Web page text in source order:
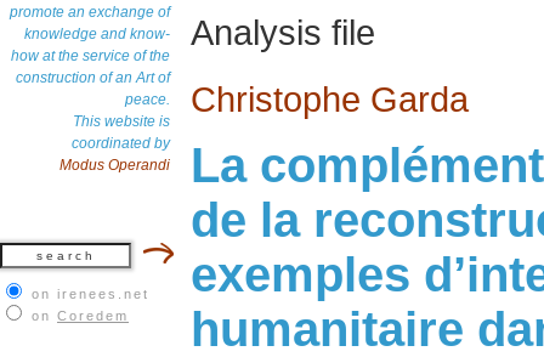
promote an exchange of
knowledge and know-
how at the service of the
construction of an Art of
peace.
This website is
coordinated by
Modus Operandi
on irenees.net
on Coredem
Analysis file
Christophe Garda
La
de la
exemples
humanitaire